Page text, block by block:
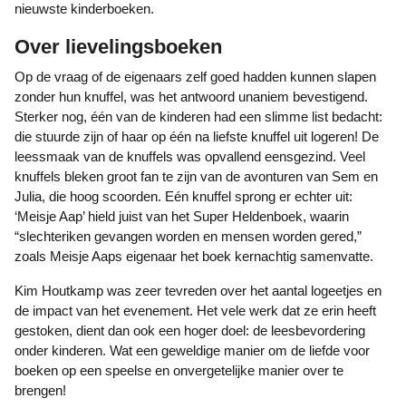
nieuwste kinderboeken.
Over lievelingsboeken
Op de vraag of de eigenaars zelf goed hadden kunnen slapen
zonder hun knuffel, was het antwoord unaniem bevestigend.
Sterker nog, één van de kinderen had een slimme list bedacht:
die stuurde zijn of haar op één na liefste knuffel uit logeren! De
leessmaak van de knuffels was opvallend eensgezind. Veel
knuffels bleken groot fan te zijn van de avonturen van Sem en
Julia, die hoog scoorden. Eén knuffel sprong er echter uit:
‘Meisje Aap’ hield juist van het Super Heldenboek, waarin
“slechteriken gevangen worden en mensen worden gered,”
zoals Meisje Aaps eigenaar het boek kernachtig samenvatte.
Kim Houtkamp was zeer tevreden over het aantal logeetjes en
de impact van het evenement. Het vele werk dat ze erin heeft
gestoken, dient dan ook een hoger doel: de leesbevordering
onder kinderen. Wat een geweldige manier om de liefde voor
boeken op een speelse en onvergetelijke manier over te
brengen!